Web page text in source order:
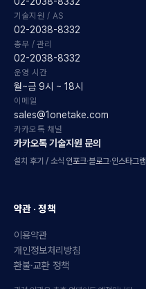
기술지원 / AS
02-2038-8332
총무 / 관리
02-2038-8332
운영 시간
월~금 9시 ~ 18시
이메일
sales@1onetake.com
카카오톡 채널
카카오톡 기술지원 문의
설치 후기 / 소식 인포크·블로그·인스타그램
약관 · 정책
이용약관
개인정보처리방침
환불·교환 정책